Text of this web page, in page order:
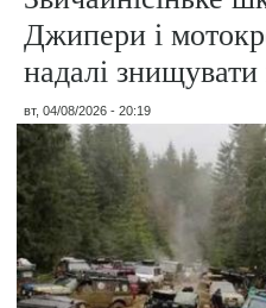
Джипери і
надалі
вт, 04/08/2026 - 20:19